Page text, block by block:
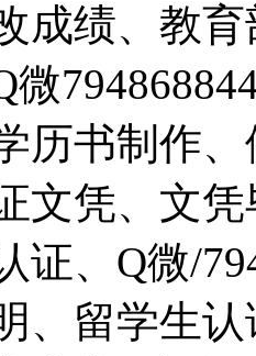
成绩、教
微
历书制作
文凭、文
证、Q微/
、留学生